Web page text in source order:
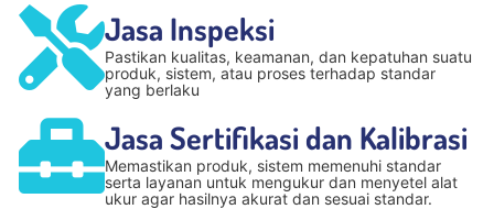
Jasa Inspeksi
Pastikan kualitas, keamanan, dan kepatuhan suatu
produk, sistem, atau proses terhadap standar
yang berlaku
Jasa Sertifikasi dan Kalibrasi
Memastikan produk, sistem memenuhi standar
serta layanan untuk mengukur dan menyetel alat
ukur agar hasilnya akurat dan sesuai standar.